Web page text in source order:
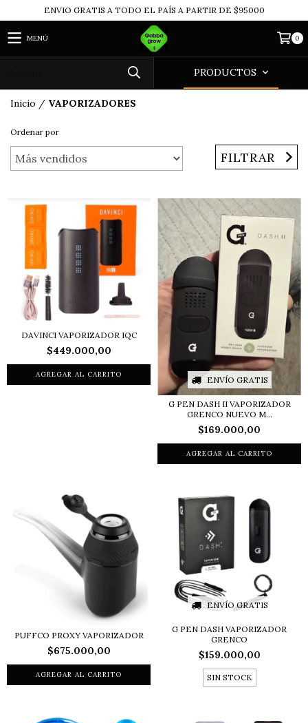
ENVIO GRATIS A TODO EL PAÍS A PARTIR DE $95000
MENÚ 0
PRODUCTOS
Inicio / VAPORIZADORES
Ordenar por
FILTRAR
DAVINCI VAPORIZADOR IQC
$449.000,00
ENVÍO GRATIS
G PEN DASH II VAPORIZADOR
GRENCO NUEVO M...
$169.000,00
PUFFCO PROXY VAPORIZADOR
$675.000,00
ENVÍO GRATIS
G PEN DASH VAPORIZADOR
GRENCO
$159.000,00
SIN STOCK